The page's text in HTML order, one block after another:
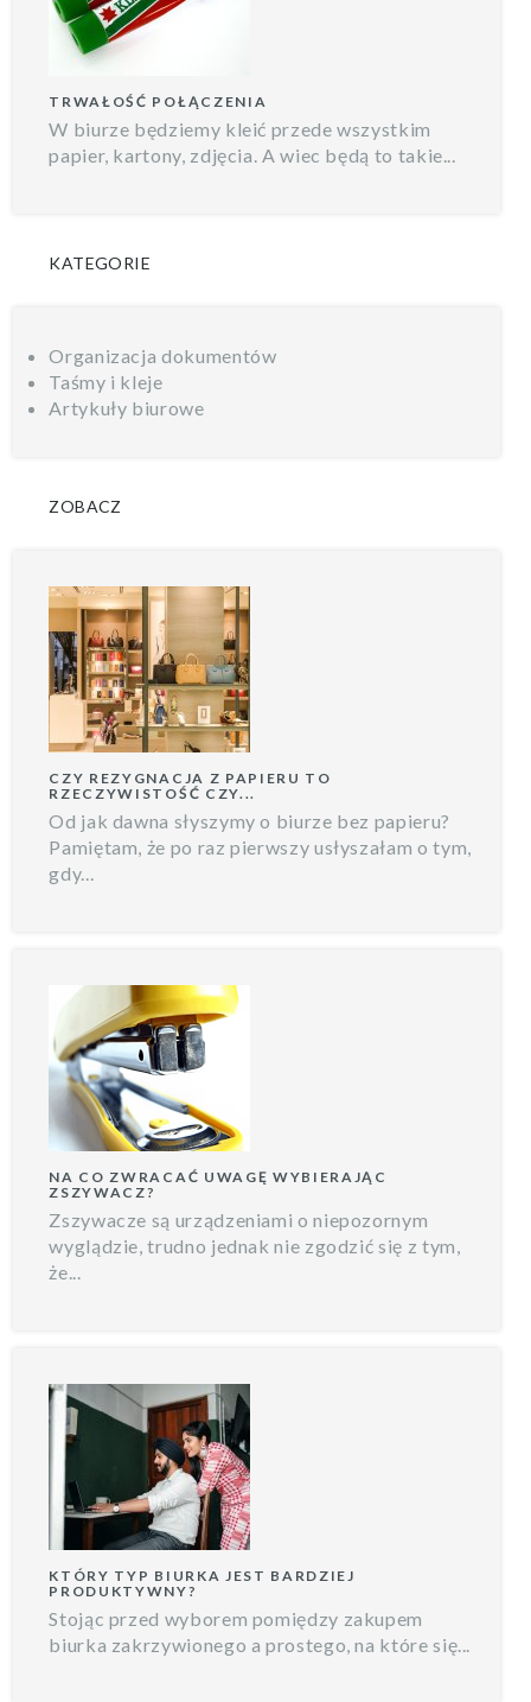
TRWAŁOŚĆ POŁĄCZENIA
W biurze będziemy kleić przede wszystkim
papier, kartony, zdjęcia. A wiec będą to takie...
KATEGORIE
Organizacja dokumentów
Taśmy i kleje
Artykuły biurowe
ZOBACZ
CZY REZYGNACJA Z PAPIERU TO
RZECZYWISTOŚĆ CZY...
Od jak dawna słyszymy o biurze bez papieru?
Pamiętam, że po raz pierwszy usłyszałam o tym,
gdy...
NA CO ZWRACAĆ UWAGĘ WYBIERAJĄC
ZSZYWACZ?
Zszywacze są urządzeniami o niepozornym
wyglądzie, trudno jednak nie zgodzić się z tym,
że...
KTÓRY TYP BIURKA JEST BARDZIEJ
PRODUKTYWNY?
Stojąc przed wyborem pomiędzy zakupem
biurka zakrzywionego a prostego, na które się...